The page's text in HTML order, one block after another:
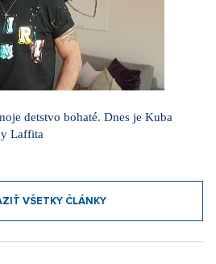
detstvo bohaté. Dnes je Kuba
Laffita
VŠETKY ČLÁNKY